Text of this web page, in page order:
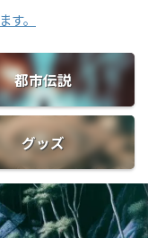
都市伝説
グッズ